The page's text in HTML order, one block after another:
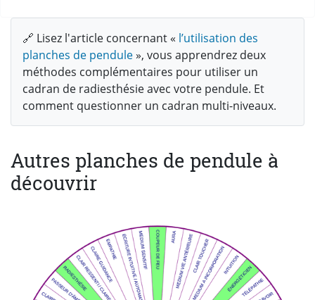
🔗 Lisez l'article concernant « l’utilisation des
planches de pendule», vous apprendrez deux
méthodes complémentaires pour utiliser un
cadran de radiesthésie avec votre pendule. Et
comment questionner un cadran multi-niveaux.
Autres planches de pendule à
découvrir